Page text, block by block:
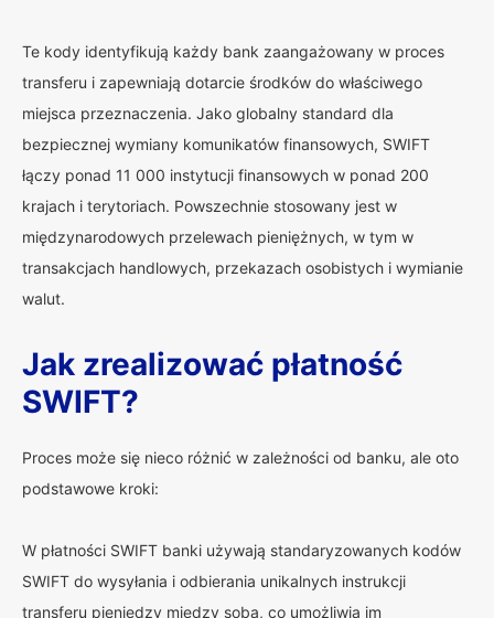
Te kody identyfikują każdy bank zaangażowany w proces
transferu i zapewniają dotarcie środków do właściwego
miejsca przeznaczenia. Jako globalny standard dla
bezpiecznej wymiany komunikatów finansowych, SWIFT
łączy ponad 11 000 instytucji finansowych w ponad 200
krajach i terytoriach. Powszechnie stosowany jest w
międzynarodowych przelewach pieniężnych, w tym w
transakcjach handlowych, przekazach osobistych i wymianie
walut.
Jak zrealizować płatność
SWIFT?
Proces może się nieco różnić w zależności od banku, ale oto
podstawowe kroki:
W płatności SWIFT banki używają standaryzowanych kodów
SWIFT do wysyłania i odbierania unikalnych instrukcji
transferu pieniędzy między sobą, co umożliwia im